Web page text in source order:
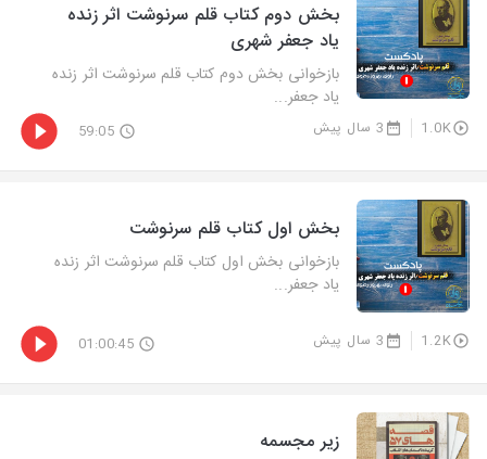
بخش دوم كتاب قلم سرنوشت اثر زنده
یاد جعفر شهری
بازخوانی بخش دوم كتاب قلم سرنوشت اثر زنده
یاد جعفر...
1.0K 3 سال پیش 59:05
بخش اول كتاب قلم سرنوشت
بازخوانی بخش اول كتاب قلم سرنوشت اثر زنده
یاد جعفر...
1.2K 3 سال پیش 01:00:45
زیر مجسمه